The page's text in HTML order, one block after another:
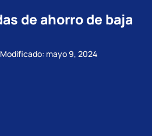
de ahorro de baja
Modificado: mayo 9, 2024